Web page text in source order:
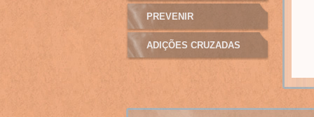
PREVENIR
ADIÇÕES CRUZADAS